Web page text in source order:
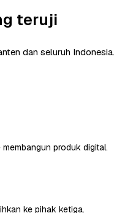
teruji
dan seluruh Indonesia.
produk digital.
ke pihak ketiga.